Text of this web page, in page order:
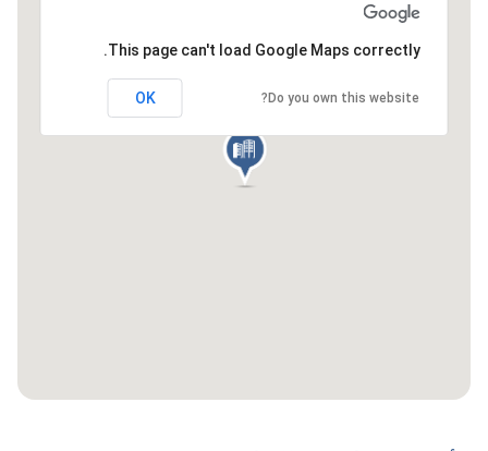
This page can't load Google Maps correctly.
Do you own this website?
OK